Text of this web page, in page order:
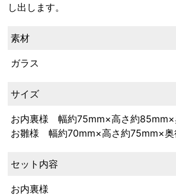
し出します。
素材
ガラス
サイズ
お内裏様 幅約75mm×高さ約85mm×
お雛様 幅約70mm×高さ約75mm×奥
セット内容
お内裏様